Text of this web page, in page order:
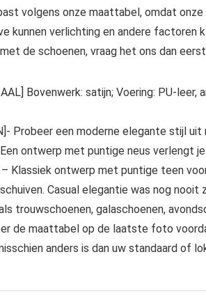
volgens onze maattabel, omdat
kunnen verlichting en andere
de schoenen, vraag het ons dan
Bovenwerk: satijn; Voering: PU-
Probeer een moderne elegante stijl
ontwerp met puntige neus verlengt
– Klassiek ontwerp met puntige teen
Casual elegantie was nog
trouwschoenen, galaschoenen,
de maattabel op de laatste foto
anders is dan uw standaard of